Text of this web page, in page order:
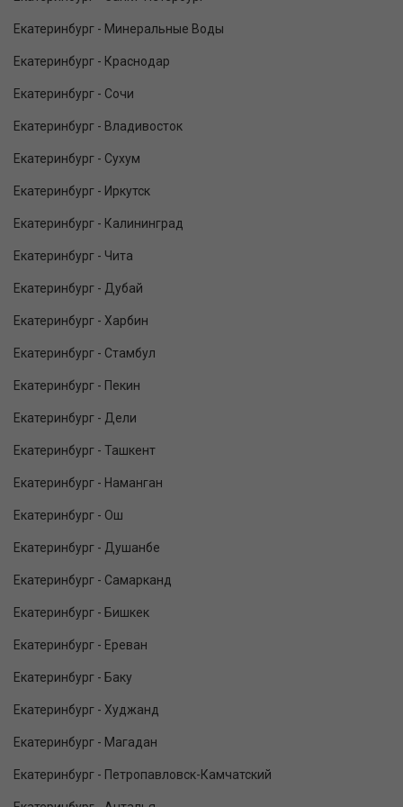
Екатеринбург - Минеральные Воды
Екатеринбург - Краснодар
Екатеринбург - Сочи
Екатеринбург - Владивосток
Екатеринбург - Сухум
Екатеринбург - Иркутск
Екатеринбург - Калининград
Екатеринбург - Чита
Екатеринбург - Дубай
Екатеринбург - Харбин
Екатеринбург - Стамбул
Екатеринбург - Пекин
Екатеринбург - Дели
Екатеринбург - Ташкент
Екатеринбург - Наманган
Екатеринбург - Ош
Екатеринбург - Душанбе
Екатеринбург - Самарканд
Екатеринбург - Бишкек
Екатеринбург - Ереван
Екатеринбург - Баку
Екатеринбург - Худжанд
Екатеринбург - Магадан
Екатеринбург - Петропавловск-Камчатский